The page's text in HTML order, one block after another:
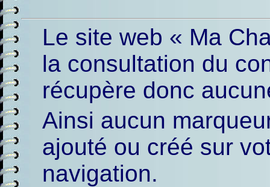
Le site web « Ma
la consultation du
récupère donc
Ainsi aucun
ajouté ou créé sur
navigation.